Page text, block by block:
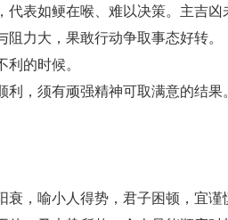
表如鲠在喉、难以决策。主吉凶
力大，果敢行动争取事态好转。
的时候。
，须有顽强精神可取满意的结果
衰，喻小人得势，君子困顿，宜谨